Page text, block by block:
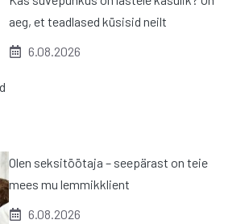
aeg, et teadlased küsisid neilt
6.08.2026
Olen seksitöötaja – seepärast on teie
mees mu lemmikklient
6.08.2026